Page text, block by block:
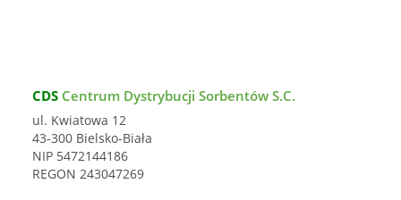
CDS Centrum Dystrybucji Sorbentów S.C.
ul. Kwiatowa 12
43-300 Bielsko-Biała
NIP 5472144186
REGON 243047269